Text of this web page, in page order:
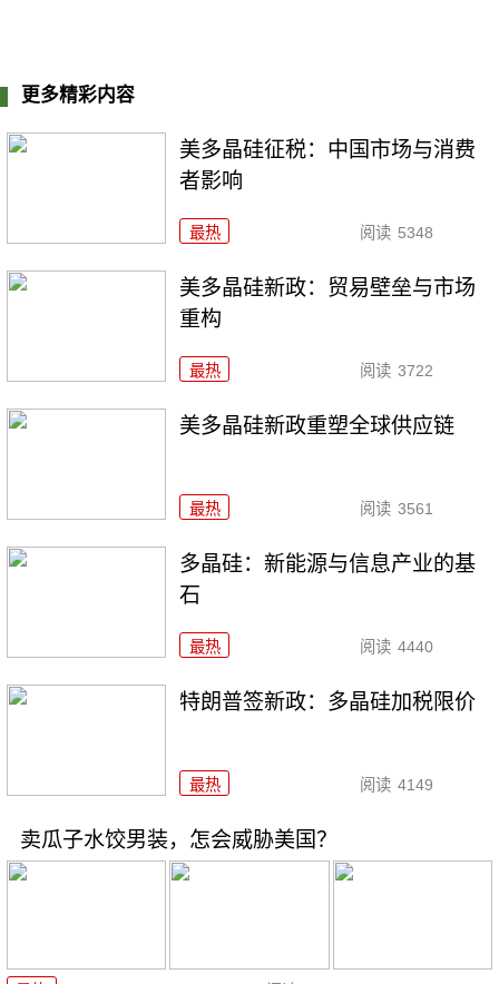
更多精彩内容
美多晶硅征税：中国市场与消费
者影响
最热 阅读 5348
美多晶硅新政：贸易壁垒与市场
重构
最热 阅读 3722
美多晶硅新政重塑全球供应链
最热 阅读 3561
多晶硅：新能源与信息产业的基
石
最热 阅读 4440
特朗普签新政：多晶硅加税限价
最热 阅读 4149
卖瓜子水饺男装，怎会威胁美国？